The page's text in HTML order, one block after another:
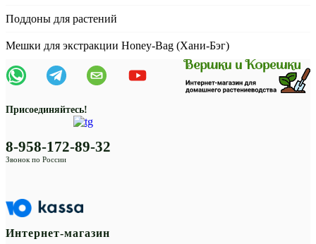
Поддоны для растений
Мешки для экстракции Honey-Bag (Хани-Бэг)
Интернет-магазин
Присоединяйтесь!
8-958-172-89-32
Звонок по России